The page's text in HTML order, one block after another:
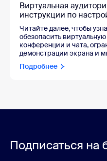
Виртуальная
инструкции по
Читайте далее, чтобы
обезопасить
конференции и чата,
демонстрации экрана и
Подробнее
Подписаться на